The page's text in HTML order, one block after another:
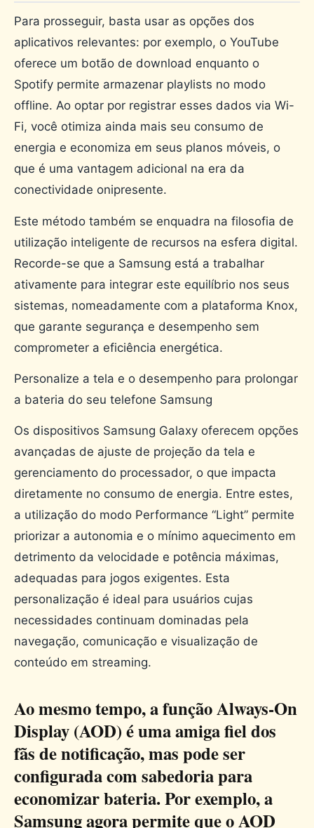
Para prosseguir, basta usar as opções dos
aplicativos relevantes: por exemplo, o YouTube
oferece um botão de download enquanto o
Spotify permite armazenar playlists no modo
offline. Ao optar por registrar esses dados via Wi-
Fi, você otimiza ainda mais seu consumo de
energia e economiza em seus planos móveis, o
que é uma vantagem adicional na era da
conectividade onipresente.
Este método também se enquadra na filosofia de
utilização inteligente de recursos na esfera digital.
Recorde-se que a Samsung está a trabalhar
ativamente para integrar este equilíbrio nos seus
sistemas, nomeadamente com a plataforma Knox,
que garante segurança e desempenho sem
comprometer a eficiência energética.
Personalize a tela e o desempenho para prolongar
a bateria do seu telefone Samsung
Os dispositivos Samsung Galaxy oferecem opções
avançadas de ajuste de projeção da tela e
gerenciamento do processador, o que impacta
diretamente no consumo de energia. Entre estes,
a utilização do modo Performance “Light” permite
priorizar a autonomia e o mínimo aquecimento em
detrimento da velocidade e potência máximas,
adequadas para jogos exigentes. Esta
personalização é ideal para usuários cujas
necessidades continuam dominadas pela
navegação, comunicação e visualização de
conteúdo em streaming.
Ao mesmo tempo, a função Always-On
Display (AOD) é uma amiga fiel dos
fãs de notificação, mas pode ser
configurada com sabedoria para
economizar bateria. Por exemplo, a
Samsung agora permite que o AOD